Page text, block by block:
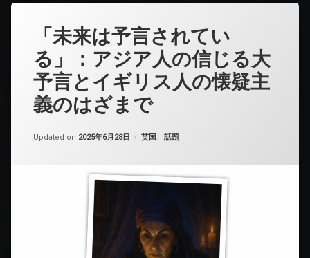
「未来は予言されてい
る」：アジア人の信じる大
予言とイギリス人の懐疑主
義のはざまで
Updated on 2025年6月28日 カテゴリー:
英国 、 話題